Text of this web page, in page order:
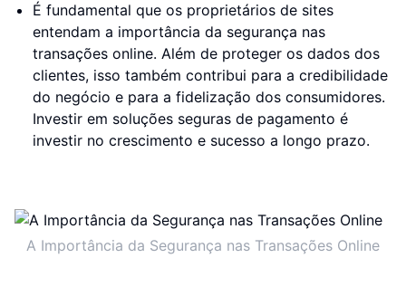
É fundamental que os proprietários de sites
entendam a importância da segurança nas
transações online. Além de proteger os dados dos
clientes, isso também contribui para a credibilidade
do negócio e para a fidelização dos consumidores.
Investir em soluções seguras de pagamento é
investir no crescimento e sucesso a longo prazo.
A Importância da Segurança nas Transações Online